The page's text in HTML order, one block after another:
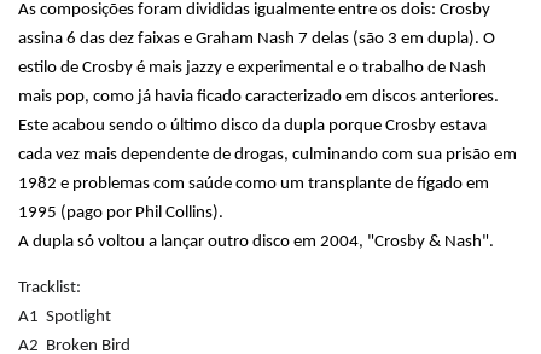
As composições foram divididas igualmente entre os dois: Crosby
assina 6 das dez faixas e Graham Nash 7 delas (são 3 em dupla). O
estilo de Crosby é mais jazzy e experimental e o trabalho de Nash
mais pop, como já havia ficado caracterizado em discos anteriores.
Este acabou sendo o último disco da dupla porque Crosby estava
cada vez mais dependente de drogas, culminando com sua prisão em
1982 e problemas com saúde como um transplante de fígado em
1995 (pago por Phil Collins).
A dupla só voltou a lançar outro disco em 2004, "Crosby & Nash".
Tracklist:
A1 Spotlight
A2 Broken Bird